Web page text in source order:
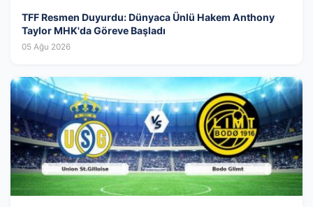
TFF Resmen Duyurdu: Dünyaca Ünlü Hakem Anthony
Taylor MHK'da Göreve Başladı
05 Ağu 2026